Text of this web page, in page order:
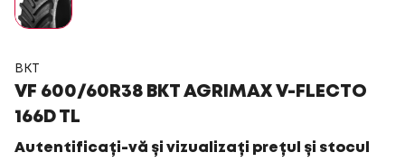
BKT
VF 600/60R38 BKT AGRIMAX V-FLECTO
166D TL
Autentificați-vă și vizualizați prețul și stocul